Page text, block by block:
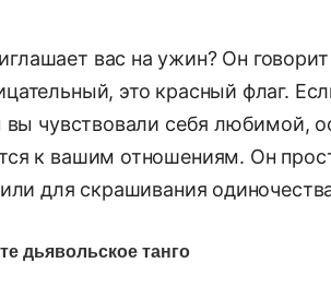
вас на ужин? Он
это красный флаг.
вы чувствовали себя любимой,
к вашим отношениям. Он
для скрашивания
дьявольское танго